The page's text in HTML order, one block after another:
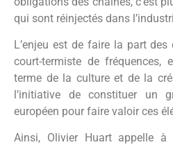
qui sont réinjectés dans
L’enjeu est de faire la part
court-termiste de
terme de la culture et de la
l’initiative de constituer un
européen pour faire valoir ces
Ainsi, Olivier Huart appelle